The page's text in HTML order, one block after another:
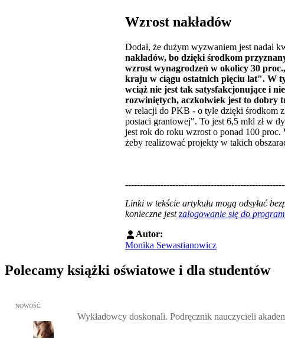
Wzrost nakładów
Dodał, że dużym wyzwaniem jest nadal
nakładów, bo dzięki środkom
wzrost wynagrodzeń w okolicy 30
kraju w ciągu ostatnich pięciu lat". W
wciąż nie jest tak satysfakcjonujące i
rozwiniętych, aczkolwiek jest to dobry
w relacji do PKB - o tyle dzięki środkom
postaci grantowej". To jest 6,5 mld zł w
jest rok do roku wzrost o ponad 100 proc.
żeby realizować projekty w takich
Linki w tekście artykułu mogą odsyłać
konieczne jestzalogowanie się do
Autor:
Monika Sewastianowicz
Polecamy książki oświatowe i dla studentów
Przejdź do: Wykładowcy doskonali. Podręcznik nauczycieli
NOWOŚĆ
Wykładowcy doskonali. Podręcznik nauczycieli